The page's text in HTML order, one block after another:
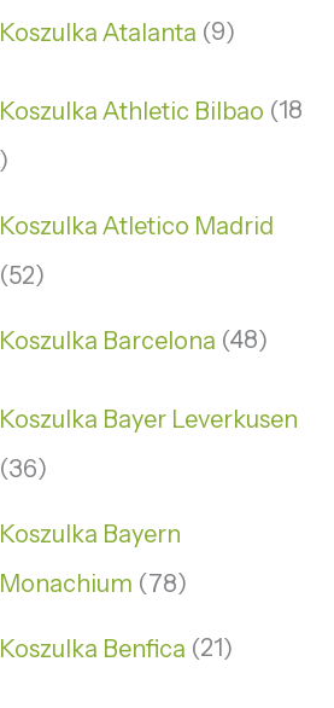
Koszulka Atalanta 9
Koszulka Athletic Bilbao 18
Koszulka Atletico Madrid
52
Koszulka Barcelona 48
Koszulka Bayer Leverkusen
36
Koszulka Bayern
Monachium
78
Koszulka Benfica 21